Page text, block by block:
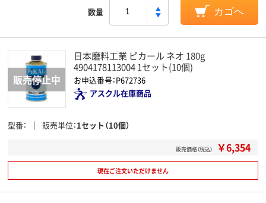
数量 カゴへ
日本磨料工業 ピカール ネオ 180g
4904178113004 1セット(10個)
お申込番号：P672736
アスクル在庫商品
型番 販売単位 1セット（10個）
販売価格（税込） ￥6,354
現在ご注文いただけません